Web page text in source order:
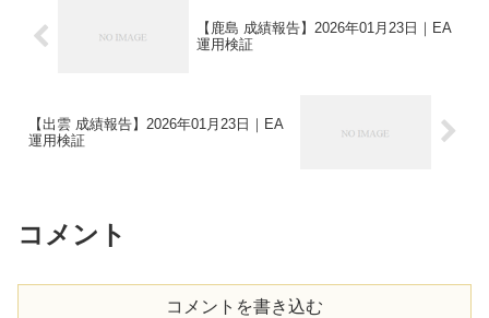
【鹿島 成績報告】2026年01月23日｜EA
運用検証
【出雲 成績報告】2026年01月23日｜EA
運用検証
コメント
コメントを書き込む